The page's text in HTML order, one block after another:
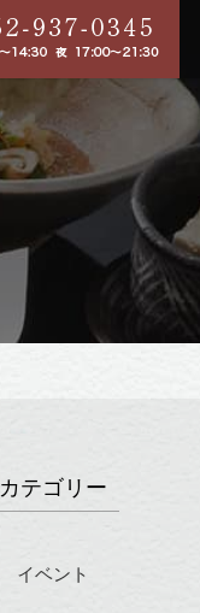
カテゴリー
イベント